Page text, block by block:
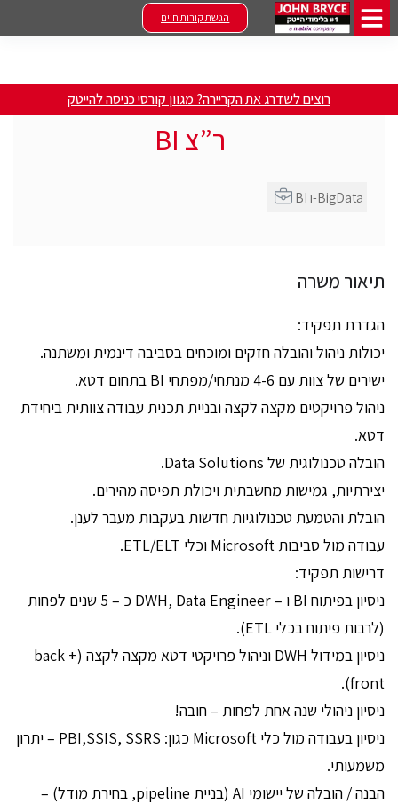
הגשת קורות חיים
רוצים לשדרג את הקריירה? מגוון קורסי כניסה להייטק
ר”צ BI
תיאור משרה
הגדרת תפקיד:
יכולות ניהול והובלה חזקים ומוכחים בסביבה דינמית ומשתנה.
ישירים של צוות עם 4-6 מנתחי/מפתחי BI בתחום דטא.
ניהול פרויקטים מקצה לקצה ובניית תכנית עבודה צוותית ביחידת
דטא.
הובלה טכנולוגית של Data Solutions.
יצירתיות, גמישות מחשבתית ויכולת תפיסה מהירים.
הובלת והטמעת טכנולוגיות חדשות בעקבות מעבר לענן.
עבודה מול סביבות Microsoft וכלי ETL/ELT.
דרישות תפקיד:
ניסיון בפיתוח BI ו – DWH, Data Engineer כ – 5 שנים לפחות
(לרבות פיתוח בכלי ETL).
ניסיון במידול DWH וניהול פרויקטי דטא מקצה לקצה (back +
front).
ניסיון ניהולי שנה אחת לפחות – חובה!
ניסיון בעבודה מול כלי Microsoft כגון: PBI,SSIS, SSRS – יתרון
משמעותי.
הבנה / הובלה של יישומי AI (בניית pipeline, בחירת מודל) –